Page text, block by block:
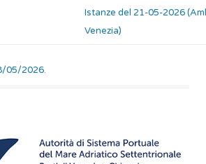
Istanze del 21-05-2026
Venezia)
05/2026.